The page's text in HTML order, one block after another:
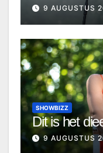
9 AUGUSTUS
SHOWBIZZ
Dit is het
9 AUGUSTUS